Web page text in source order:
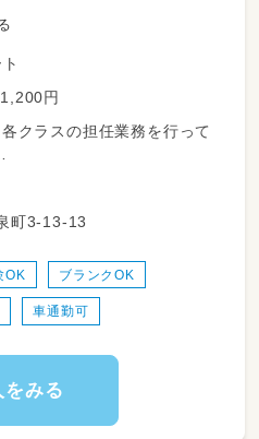
円
各クラスの担任業務を行って
経験面に不安がある方も、
寧に指導いたしますので、ご
合い、家庭的な環境できめ細
しています。
を行っていきましょう！
町3-13-13
OK ブランクOK
車通勤可
をみる